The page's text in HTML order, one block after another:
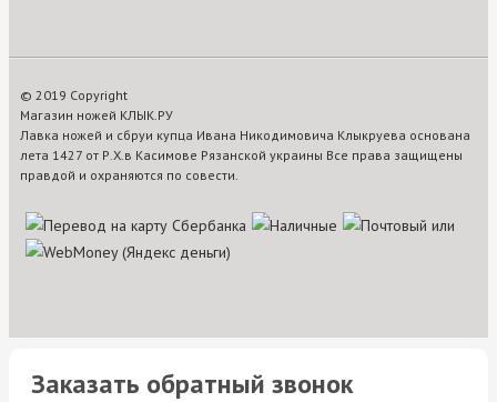
© 2019 Copyright
Магазин ножей КЛЫК.РУ
Лавка ножей и сбруи купца Ивана Никодимовича Клыкруева основана
лета 1427 от Р.Х.в Касимове Рязанской украины Все права защищены
правдой и охраняются по совести.
Заказать обратный звонок